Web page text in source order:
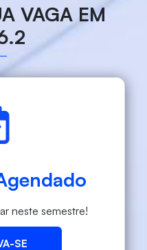
VAGA EM
neste semestre!
SE